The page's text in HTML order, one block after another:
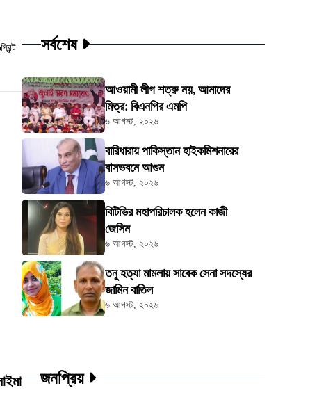
প্রিন্ট সর্বশেষ
আওয়ামী লীগ শত্রু নয়, আমাদের
মিত্র: বিএনপির এমপি
৬ আগস্ট, ২০২৬
বারিধারায় পাকিস্তান হাইকমিশনারের
বাসভবনে আগুন
৬ আগস্ট, ২০২৬
বিটিভির মহাপরিচালক হলেন কাজী
জেসিন
৬ আগস্ট, ২০২৬
তনু হত্যা মামলায় সাবেক সেনা সদস্যের
জামিন বাতিল
৬ আগস্ট, ২০২৬
জনপ্রিয়